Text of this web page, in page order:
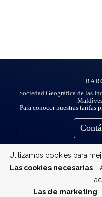
Sociedad Geográfica de las
Para conocer nuestras tarifas
Utilizamos cookies para
Las cookies necesarias-
Las de marketing